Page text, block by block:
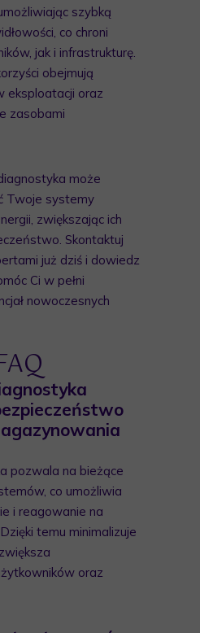
szybką
co chroni
jak i infrastrukturę.
obejmują
eksploatacji oraz
zasobami
może
Twoje systemy
zwiększając ich
Skontaktuj
już dziś i dowiedz
Ci w pełni
nowoczesnych
pozwala na bieżące
co umożliwia
i reagowanie na
temu minimalizuje
oraz